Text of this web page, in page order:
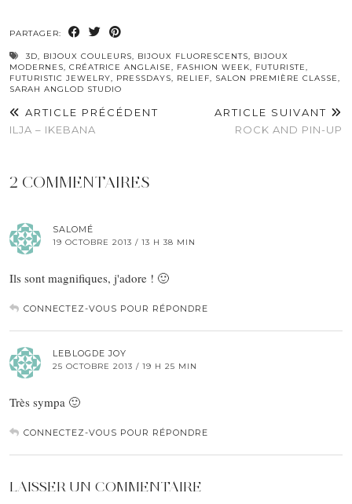
PARTAGER:
3D, BIJOUX COULEURS, BIJOUX FLUORESCENTS, BIJOUX
MODERNES, CRÉATRICE ANGLAISE, FASHION WEEK, FUTURISTE,
FUTURISTIC JEWELRY, PRESSDAYS, RELIEF, SALON PREMIÈRE CLASSE,
SARAH ANGLOD STUDIO
ARTICLE PRÉCÉDENT
ILJA – IKEBANA
ARTICLE SUIVANT
ROCK AND PIN-UP
2 COMMENTAIRES
SALOMÉ
19 OCTOBRE 2013 / 13 H 38 MIN
Ils sont magnifiques, j'adore ! 🙂
CONNECTEZ-VOUS POUR RÉPONDRE
LEBLOGDE JOY
25 OCTOBRE 2013 / 19 H 25 MIN
Très sympa 🙂
CONNECTEZ-VOUS POUR RÉPONDRE
LAISSER UN COMMENTAIRE